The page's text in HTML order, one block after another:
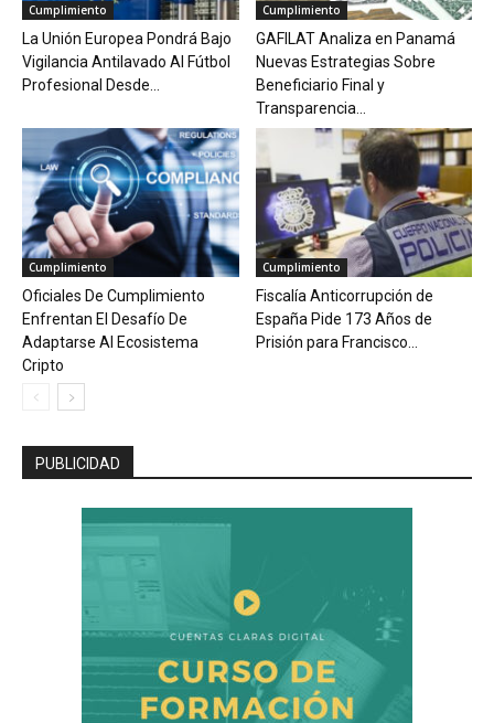
Cumplimiento
La Unión Europea Pondrá Bajo
Vigilancia Antilavado Al Fútbol
Profesional Desde...
Cumplimiento
GAFILAT Analiza en Panamá
Nuevas Estrategias Sobre
Beneficiario Final y
Transparencia...
Cumplimiento
Oficiales De Cumplimiento
Enfrentan El Desafío De
Adaptarse Al Ecosistema
Cripto
Cumplimiento
Fiscalía Anticorrupción de
España Pide 173 Años de
Prisión para Francisco...
PUBLICIDAD